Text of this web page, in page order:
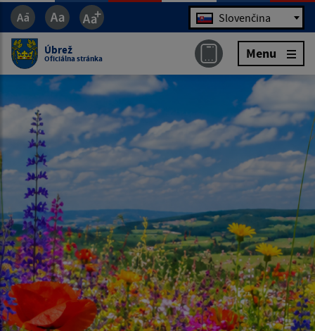
Jazyk Slovenčina
Úbrež
Oficiálna stránka Menu